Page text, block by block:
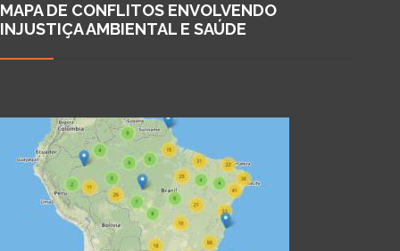
MAPA DE CONFLITOS ENVOLVENDO
INJUSTIÇA AMBIENTAL E SAÚDE